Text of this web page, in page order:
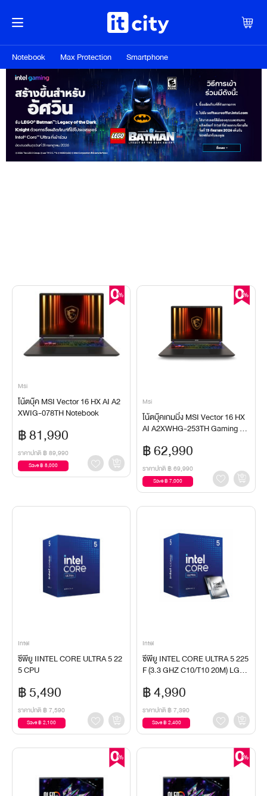
Notebook Max Protection Smartphone
Msi
โน้ตบุ๊ค MSI Vector 16 HX AI A2
XWIG-078TH Notebook
฿ 81,990
ราคาปกติ ฿ 89,990
Save ฿ 8,000
Msi
โน้ตบุ๊คเกมมิ่ง MSI Vector 16 HX
AI A2XWHG-253TH Gaming No
฿ 62,990
ราคาปกติ ฿ 69,990
Save ฿ 7,000
Intel
ซีพียู IINTEL CORE ULTRA 5 22
5 CPU
฿ 5,490
ราคาปกติ ฿ 7,590
Save ฿ 2,100
Intel
ซีพียู INTEL CORE ULTRA 5 225
F (3.3 GHZ C10/T10 20M) LGA1
฿ 4,990
ราคาปกติ ฿ 7,390
Save ฿ 2,400